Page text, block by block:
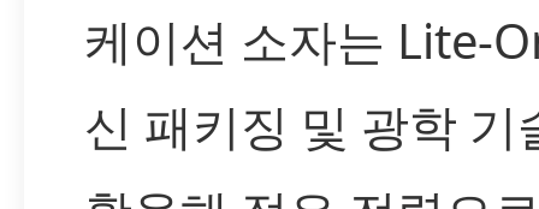
케이션 소자는 Lite-
신 패키징 및 광학 기